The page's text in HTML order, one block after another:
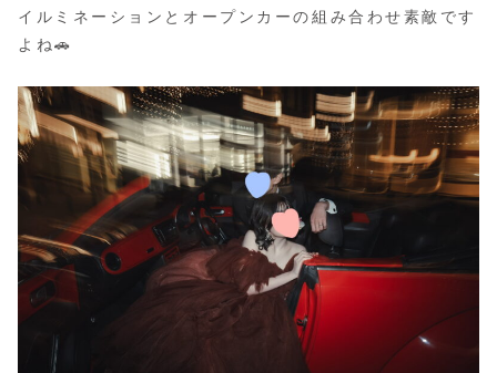
イルミネーションとオープンカーの組み合わせ素敵です
よね🚗